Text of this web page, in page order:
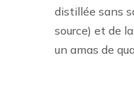
distillée sans
source) et de
un amas de